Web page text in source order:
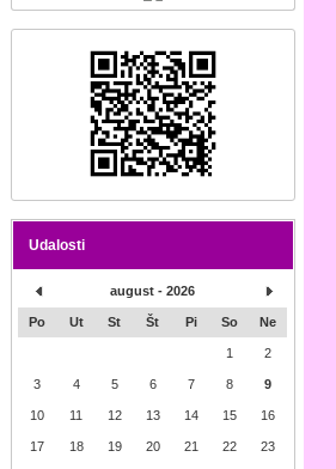
Udalosti
august - 2026
Po Ut St Št Pi So Ne
1 2
3 4 5 6 7 8 9
10 11 12 13 14 15 16
17 18 19 20 21 22 23